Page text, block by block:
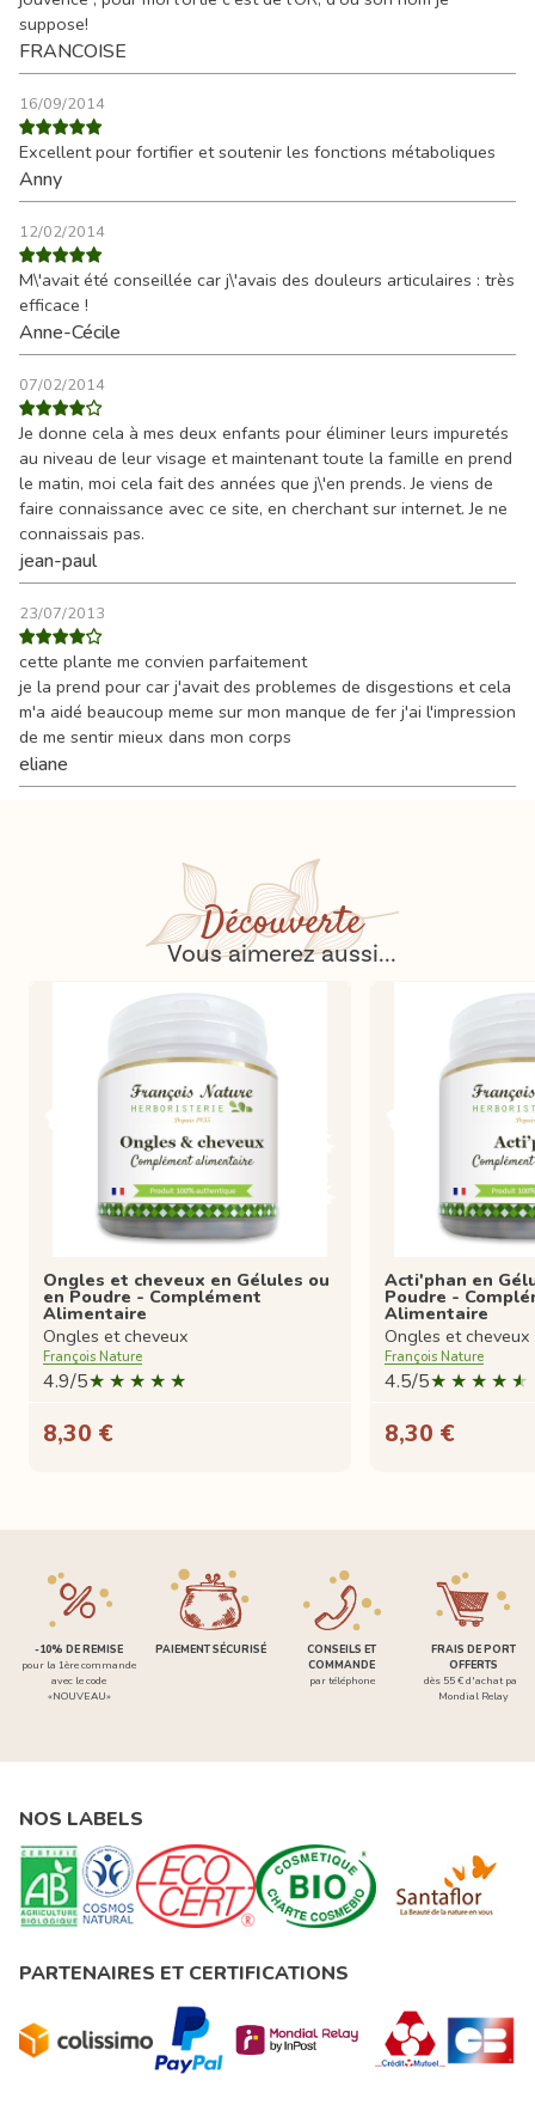
suppose!
FRANCOISE
16/09/2014
Excellent pour fortifier et soutenir les fonctions métaboliques
Anny
12/02/2014
M\'avait été conseillée car j\'avais des douleurs articulaires : très
efficace !
Anne-Cécile
07/02/2014
Je donne cela à mes deux enfants pour éliminer leurs impuretés
au niveau de leur visage et maintenant toute la famille en prend
le matin, moi cela fait des années que j\'en prends. Je viens de
faire connaissance avec ce site, en cherchant sur internet. Je ne
connaissais pas.
jean-paul
23/07/2013
cette plante me convien parfaitement
je la prend pour car j'avait des problemes de disgestions et cela
m'a aidé beaucoup meme sur mon manque de fer j'ai l'impression
de me sentir mieux dans mon corps
eliane
Découverte
Vous aimerez aussi...
Ongles et cheveux en Gélules ou
en Poudre - Complément
Alimentaire
Ongles et cheveux
François Nature
4.9/5
8,30 €
Acti'phan en
Poudre -
Alimentaire
Ongles et cheveux
François Nature
4.5/5
8,30 €
-10% DE REMISE
pour la 1ère commande
avec le code
«NOUVEAU»
PAIEMENT SÉCURISÉ
CONSEILS ET
COMMANDE
par téléphone
FRAIS DE PORT
OFFERTS
dès 55 € d'achat par
Mondial Relay
NOS LABELS
PARTENAIRES ET CERTIFICATIONS